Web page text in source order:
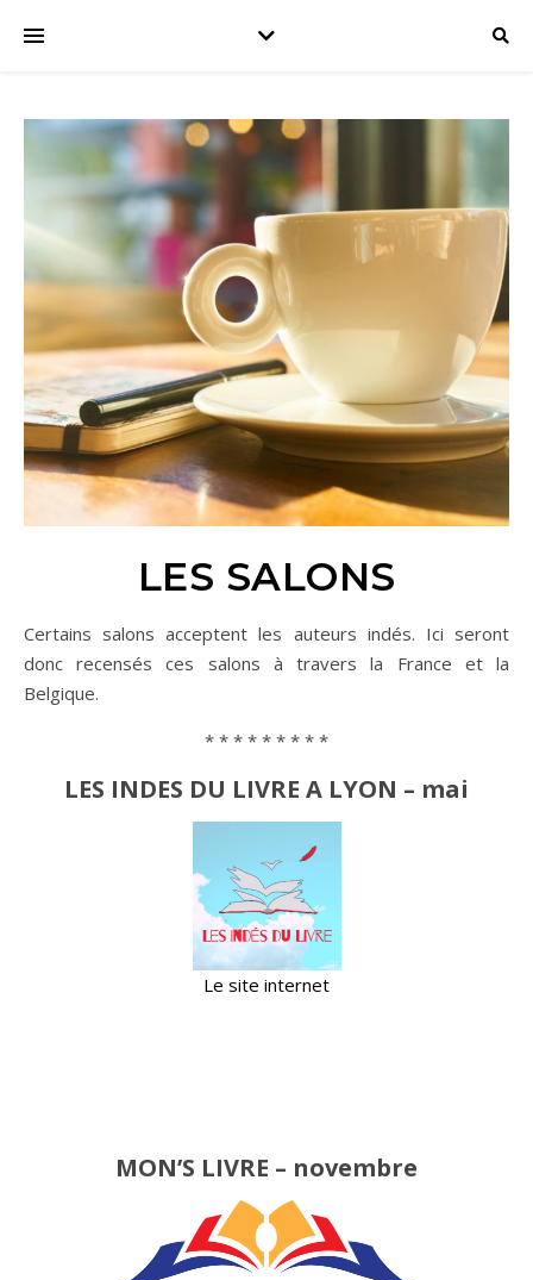
LES SALONS
Certains salons acceptent les auteurs indés. Ici seront
donc recensés ces salons à travers la France et la
Belgique.
* * * * * * * * *
LES INDES DU LIVRE A LYON – mai
Le site internet
MON’S LIVRE – novembre